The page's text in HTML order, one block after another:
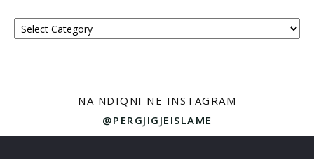
Kategoritë
NA NDIQNI NË INSTAGRAM
@PERGJIGJEISLAME